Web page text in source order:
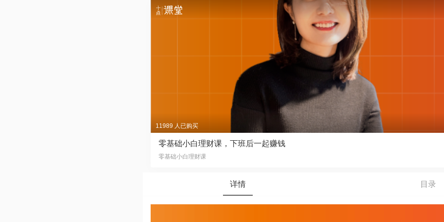
11989 人已购买
零基础小白理财课，下班后一起赚钱
零基础小白理财课
详情 目录